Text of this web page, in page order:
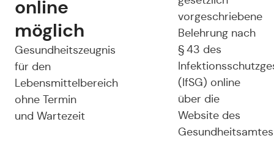
online
möglich
Gesundheitszeugnis
für den
Lebensmittelbereich
ohne Termin
und Wartezeit
vorgeschriebene
Belehrung nach
§ 43 des
(IfSG) online
über die
Website des
Gesundheitsamtes